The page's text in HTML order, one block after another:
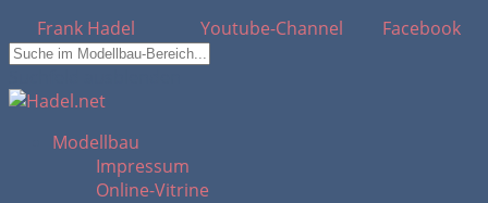
Frank Hadel
Youtube-Channel Facebook
Modellbau
Impressum
Online-Vitrine